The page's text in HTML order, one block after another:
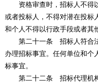
资格审查时，招标人不得以
或者投标人，不得对潜在投标
和个人不得以行政手段或者其
第二十一条 招标人符合法
办理招标事宜。任何单位和个
标事宜。
第二十二条 招标代理机构